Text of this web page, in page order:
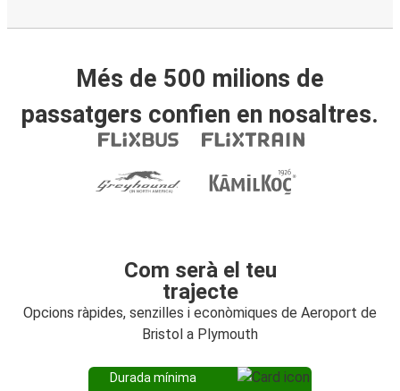
Més de 500 milions de
passatgers confien en nosaltres.
Com serà el teu
trajecte
Opcions ràpides, senzilles i econòmiques de Aeroport de
Bristol a Plymouth
Durada mínima